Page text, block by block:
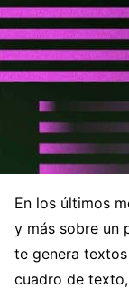
En los últimos
y más sobre un
te genera
cuadro de